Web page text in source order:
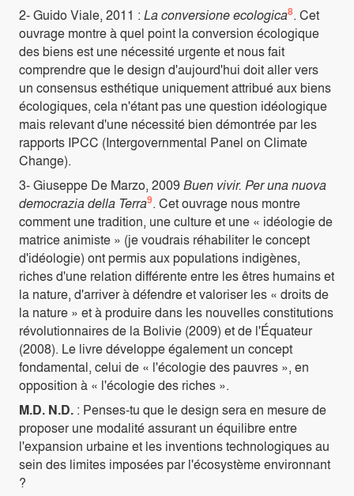
2- Guido Viale, 2011 : La conversione ecologica8. Cet
ouvrage montre à quel point la conversion écologique
des biens est une nécessité urgente et nous fait
comprendre que le design d'aujourd'hui doit aller vers
un consensus esthétique uniquement attribué aux biens
écologiques, cela n'étant pas une question idéologique
mais relevant d'une nécessité bien démontrée par les
rapports IPCC (Intergovernmental Panel on Climate
Change).
3- Giuseppe De Marzo, 2009Buen vivir. Per una nuova
democrazia della Terra9. Cet ouvrage nous montre
comment une tradition, une culture et une « idéologie de
matrice animiste » (je voudrais réhabiliter le concept
d'idéologie) ont permis aux populations indigènes,
riches d'une relation différente entre les êtres humains et
la nature, d'arriver à défendre et valoriser les « droits de
la nature » et à produire dans les nouvelles constitutions
révolutionnaires de la Bolivie (2009) et de l'Équateur
(2008). Le livre développe également un concept
fondamental, celui de « l'écologie des pauvres », en
opposition à « l'écologie des riches ».
M.D. N.D. : Penses-tu que le design sera en mesure de
proposer une modalité assurant un équilibre entre
l'expansion urbaine et les inventions technologiques au
sein des limites imposées par l'écosystème environnant
?